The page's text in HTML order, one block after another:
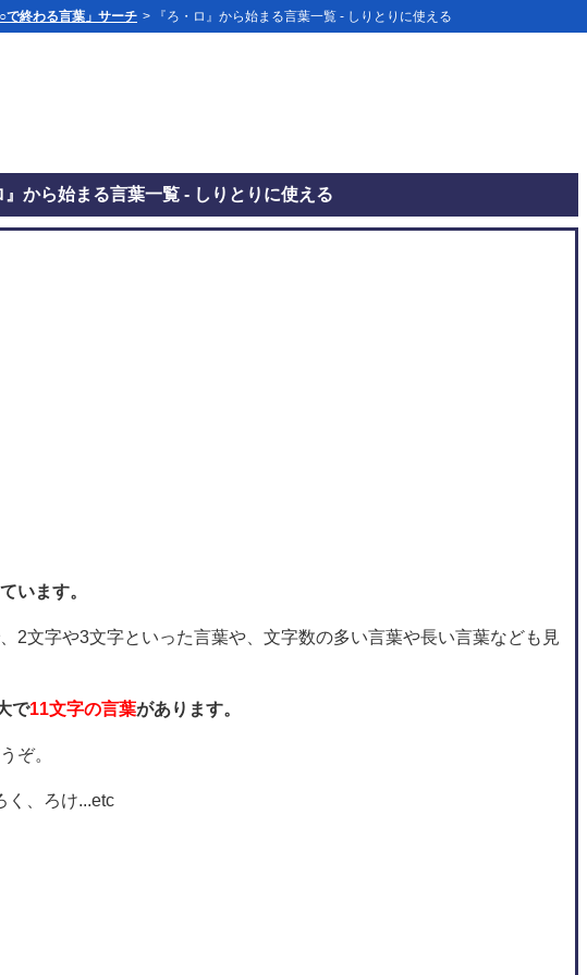
で終わる言葉」サーチ > 『ろ・ロ』から始まる言葉一覧 - しりとりに使える
』から始まる言葉一覧 - しりとりに使える
います。
2文字や3文字といった言葉や、文字数の多い言葉や長い言葉なども見
で11文字の言葉があります。
ぞ。
く、ろけ...etc